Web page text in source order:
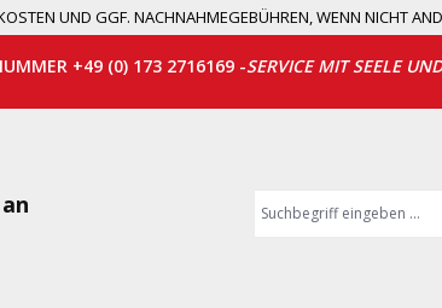
UND GGF. NACHNAHMEGEBÜHREN, WENN NICHT
+49 (0) 173 2716169 -SERVICE MIT SEELE
Suchbegriff eingeben